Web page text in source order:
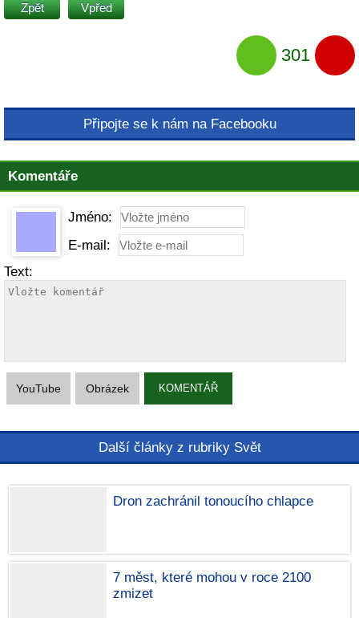
Zpět Vpřed
301
Připojte se k nám na Facebooku
Komentáře
Jméno:
E-mail:
Text:
YouTube Obrázek KOMENTÁŘ
Další články z rubriky Svět
Dron zachránil tonoucího chlapce
7 měst, které mohou v roce 2100
zmizet